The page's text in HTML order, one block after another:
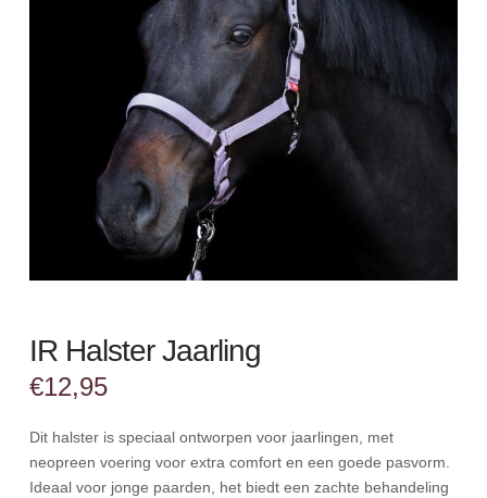
IR Halster Jaarling
€12,95
Dit halster is speciaal ontworpen voor jaarlingen, met
neopreen voering voor extra comfort en een goede pasvorm.
Ideaal voor jonge paarden, het biedt een zachte behandeling